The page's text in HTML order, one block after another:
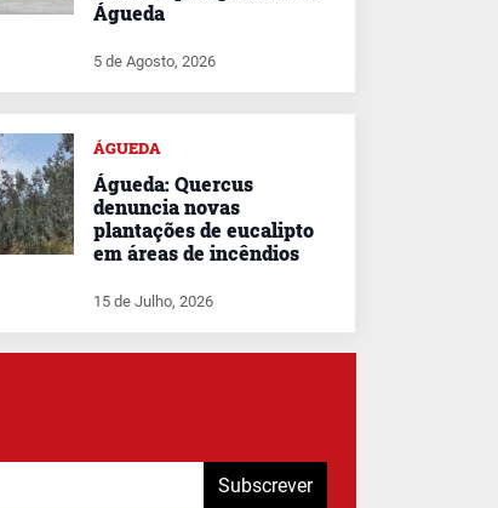
Águeda
5 de Agosto, 2026
ÁGUEDA
Águeda: Quercus
denuncia novas
plantações de eucalipto
em áreas de incêndios
15 de Julho, 2026
Subscrever